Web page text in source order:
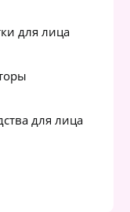
для лица
для лица